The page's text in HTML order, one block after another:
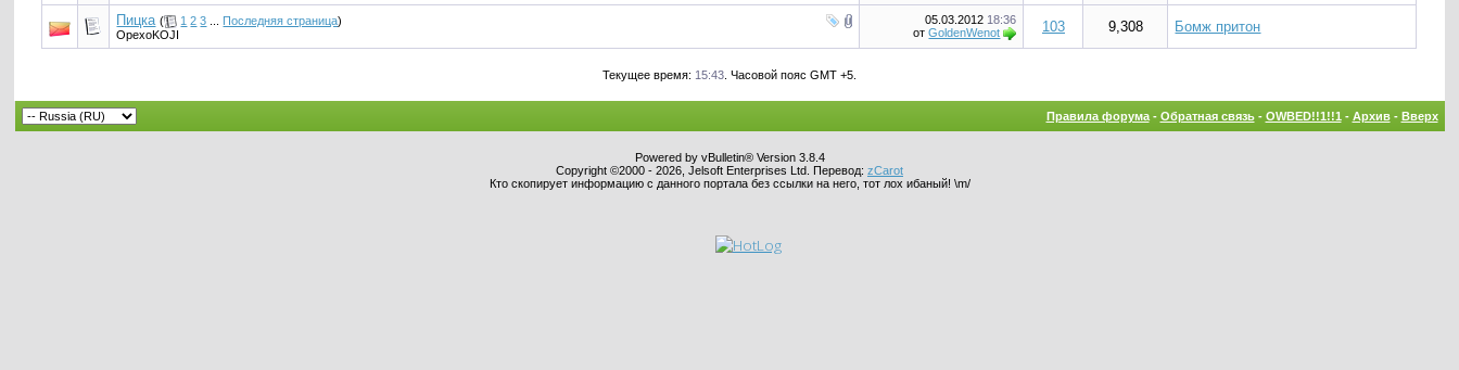
Пицка ( 1 2 3 Последняя страница)
OpexoKOJI
05.03.2012 18:36
отGoldenWenot 103 9,308 Бомж притон
Текущее время: 15:43. Часовой пояс GMT +5.
Правила форума- Обратная связь- OWBED!!1!!1 - Архив- Вверх
Powered by vBulletin® Version 3.8.4
Copyright ©2000 - 2026, Jelsoft Enterprises Ltd. Перевод: zCarot
Кто скопирует информацию с данного портала без ссылки на него, тот лох ибаный! \m/